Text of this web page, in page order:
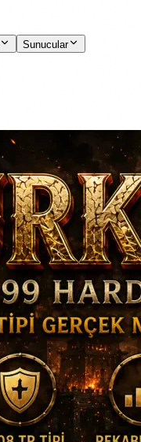
Sunucular